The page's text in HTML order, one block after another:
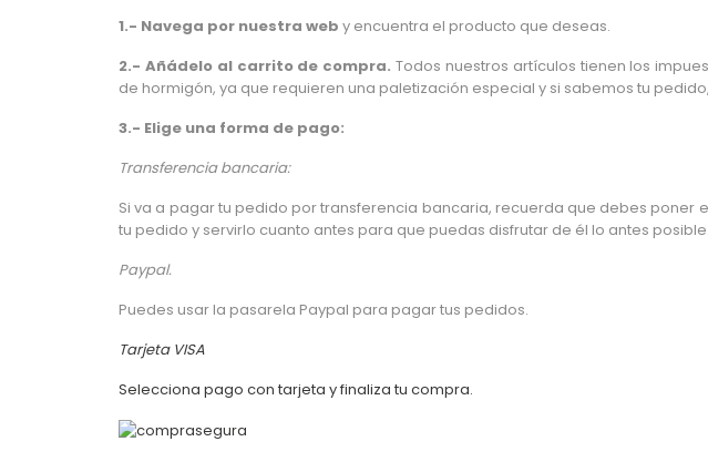
1.- Navega por nuestra web y encuentra el producto que deseas.
2.- Añádelo al carrito de compra. Todos nuestros artículos tienen los
de hormigón, ya que requieren una paletización especial y si sabemos tu
3.- Elige una forma de pago:
Transferencia bancaria:
Si va a pagar tu pedido por transferencia bancaria, recuerda que debes
tu pedido y servirlo cuanto antes para que puedas disfrutar de él lo antes posible.
Paypal.
Puedes usar la pasarela Paypal para pagar tus pedidos.
Tarjeta VISA
Selecciona pago con tarjeta y finaliza tu compra.